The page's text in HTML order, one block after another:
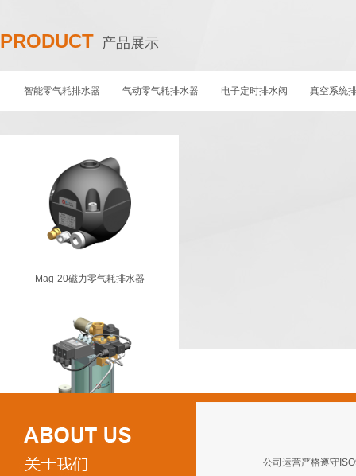
PRODUCT 产品展示
智能零气耗排水器 气动零气耗排水器 电子定时排水阀 真空系统
Mag-20磁力零气耗排水器
VD-1800C真空系统排水器
公司运营严格遵守